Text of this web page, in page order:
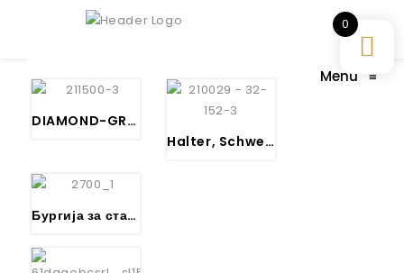
Menu ≡
DIAMOND-GRIT, Diamant-bestreute Lochsäge , Schnitttiefe 38 mm
Halter, Schwere Ausführung, Ø 32 – 152 mm, Sechskantschaft 11,0 mm
Бургија за стакло, Карбидна
0